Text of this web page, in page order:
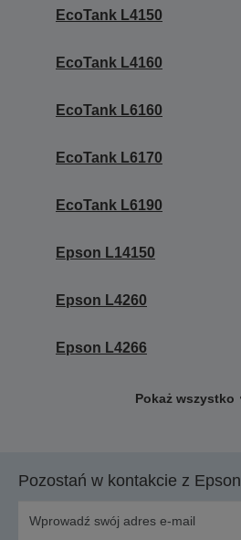
EcoTank L4150
EcoTank L4160
EcoTank L6160
EcoTank L6170
EcoTank L6190
Epson L14150
Epson L4260
Epson L4266
Pokaż wszystko
Pozostań w kontakcie z Epson